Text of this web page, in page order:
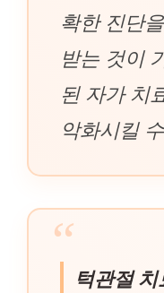
확한 진단
받는 것이
된 자가 치
악화시킬
턱관절